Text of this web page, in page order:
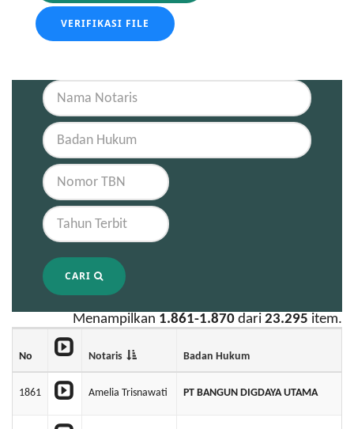
VERIFIKASI FILE
CARI
Menampilkan 1.861-1.870 dari 23.295 item.
No Notaris Badan Hukum
1861 Amelia Trisnawati PT BANGUN DIGDAYA UTAMA